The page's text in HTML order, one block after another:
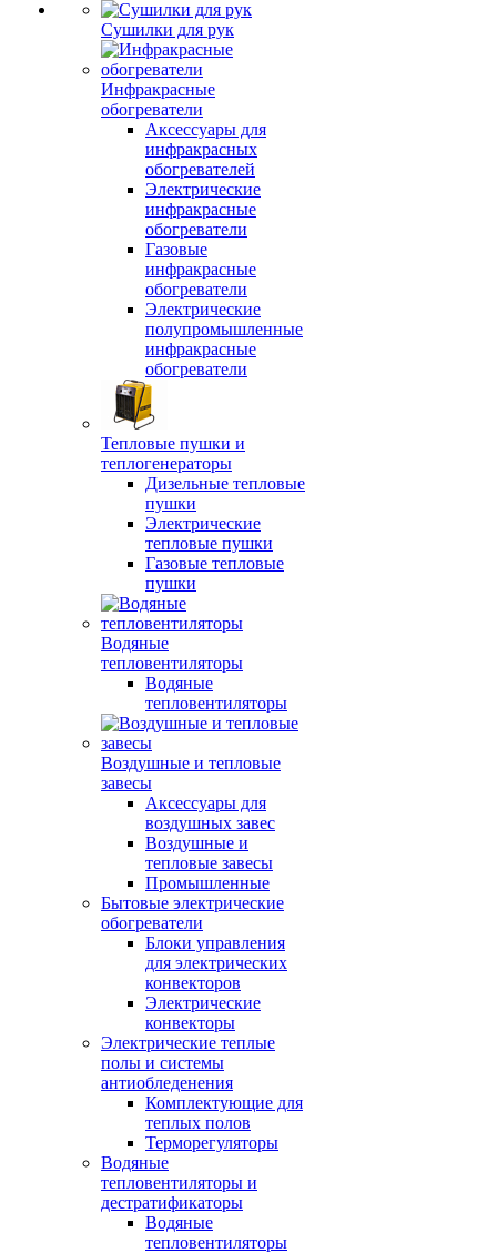
Сушилки для рук
Инфракрасные
обогреватели
Аксессуары для
инфракрасных
обогревателей
Электрические
инфракрасные
обогреватели
Газовые
инфракрасные
обогреватели
Электрические
полупромышленные
инфракрасные
обогреватели
Тепловые пушки и
теплогенераторы
Дизельные тепловые
пушки
Электрические
тепловые пушки
Газовые тепловые
пушки
Водяные
тепловентиляторы
Водяные
тепловентиляторы
Воздушные и тепловые
завесы
Аксессуары для
воздушных завес
Воздушные и
тепловые завесы
Промышленные
Бытовые электрические
обогреватели
Блоки управления
для электрических
конвекторов
Электрические
конвекторы
Электрические теплые
полы и системы
антиобледенения
Комплектующие для
теплых полов
Терморегуляторы
Водяные
тепловентиляторы и
дестратификаторы
Водяные
тепловентиляторы